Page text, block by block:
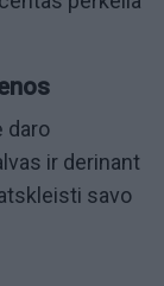
daro
ir derinant
savo